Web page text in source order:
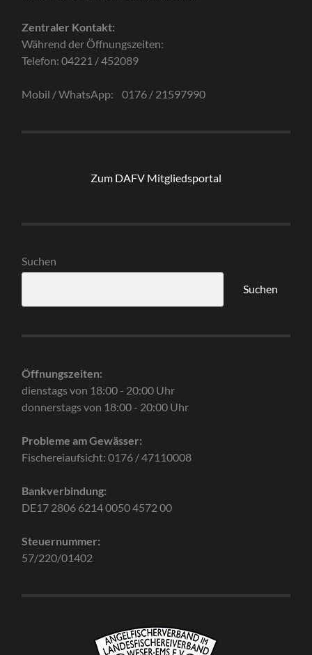
Zentraler Kontakt:
Während der Öffnungszeiten:
Telefon: 04221 / 452089
Mobil / WhatsApp: 0176 / 21597990
Zum DAFV Mitgliedsportal
Suchen
Suchen
Öffnungszeiten:
dienstags von 18:00 - 20:00 Uhr
donnerstags von 18:00 - 20:00 Uhr
Probleme am Gewässer:
Fischereiaufsicht: 0176 / 47110008
Bankverbindung:
DE17 2806 6214 0050 4572 00
Steuernummer:
57/220/01402